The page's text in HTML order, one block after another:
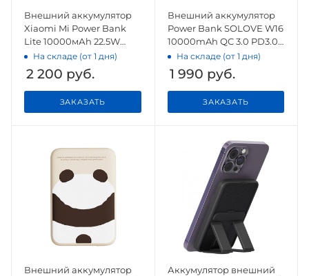
Внешний аккумулятор
Xiaomi Mi Power Bank
Lite 10000мАh 22.5W
P16ZM
На складе (от 1 дня)
2 200 руб.
ЗАКАЗАТЬ
Внешний аккумулятор
Power Bank SOLOVE W16
10000mAh QC 3.0 PD3.0
White
На складе (от 1 дня)
1 990 руб.
ЗАКАЗАТЬ
Внешний аккумулятор
Аккумулятор внешний